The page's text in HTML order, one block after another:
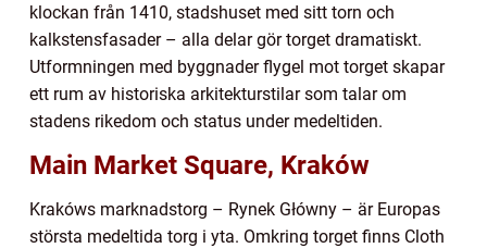
klockan från 1410, stadshuset med sitt torn och
kalkstensfasader – alla delar gör torget dramatiskt.
Utformningen med byggnader flygel mot torget skapar
ett rum av historiska arkitekturstilar som talar om
stadens rikedom och status under medeltiden.
Main Market Square, Kraków
Krakóws marknadstorg – Rynek Główny – är Europas
största medeltida torg i yta. Omkring torget finns Cloth